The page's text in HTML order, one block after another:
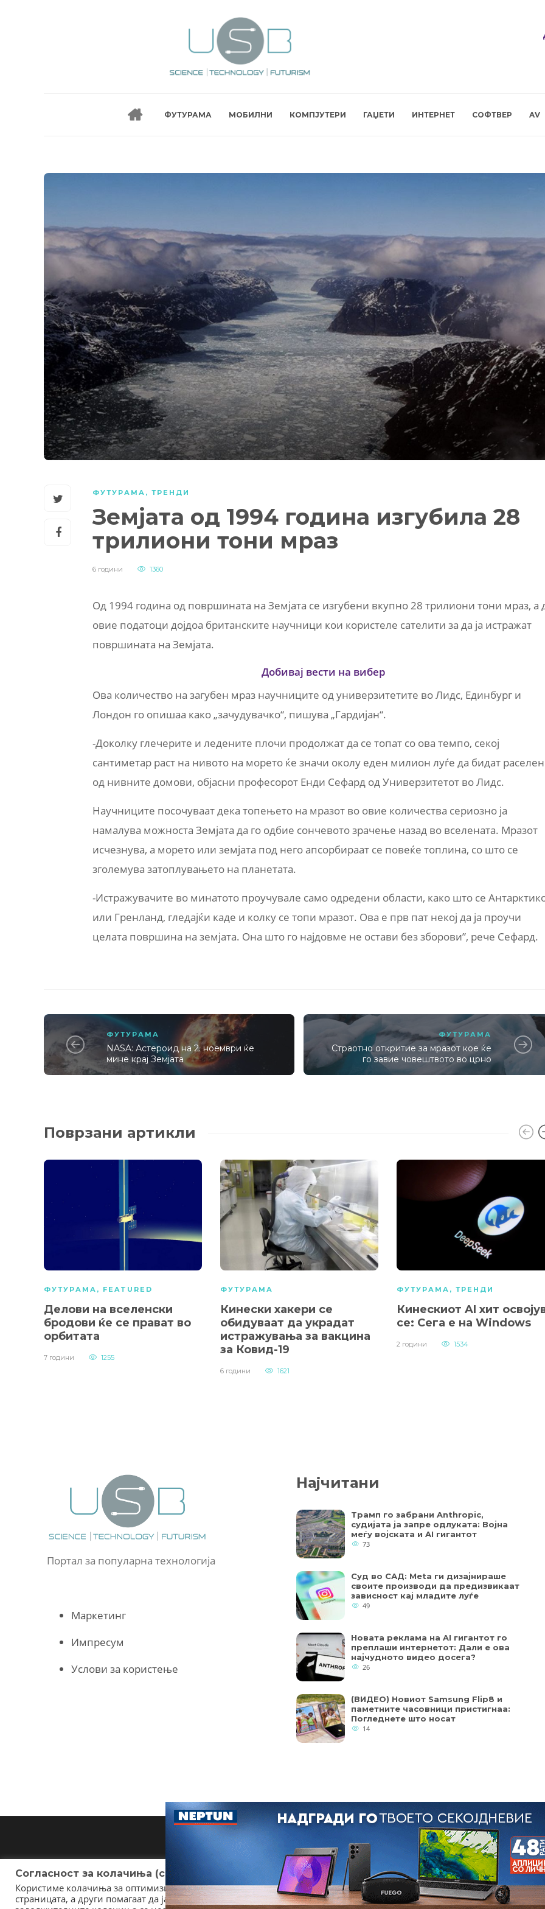
ФУТУРАМА МОБИЛНИ КОМПЈУТЕРИ ГАЏЕТИ ИНТЕРНЕТ СОФТВЕР AV
ФУТУРАМА , ТРЕНДИ
Земјата од 1994 година изгубила 28
трилиони тони мраз
6 години 1360
Од 1994 година од површината на Земјата се изгубени вкупно 28 трилиони тони мраз, а
овие податоци дојдоа британските научници кои користеле сателити за да ја истражат
површината на Земјата.
Добивај вести на вибер
Ова количество на загубен мраз научниците од универзитетите во Лидс, Единбург и
Лондон го опишаа како „зачудувачко“, пишува „Гардијан“.
-Доколку глечерите и ледените плочи продолжат да се топат со ова темпо, секој
сантиметар раст на нивото на морето ќе значи околу еден милион луѓе да бидат
од нивните домови, објасни професорот Енди Сефард од Универзитетот во Лидс.
Научниците посочуваат дека топењето на мразот во овие количества сериозно ја
намалува можноста Земјата да го одбие сончевото зрачење назад во вселената. Мразот
исчезнува, а морето или земјата под него апсорбираат се повеќе топлина, со што се
зголемува затоплувањето на планетата.
-Истражувачите во минатото проучувале само одредени области, како што се
или Гренланд, гледајќи каде и колку се топи мразот. Ова е прв пат некој да ја проучи
целата површина на земјата. Она што го најдовме не остави без зборови”, рече Сефард.
ФУТУРАМА
NASA: Астероид на 2. ноември ќе
мине крај Земјата
ФУТУРАМА
Страотно откритие за мразот кое ќе
го завие човештвото во црно
Поврзани артикли
ФУТУРАМА , FEATURED
Делови на вселенски
бродови ќе се прават во
орбитата
7 години 1255
ФУТУРАМА
Кинески хакери се
обидуваат да украдат
истражувања за вакцина
за Ковид-19
6 години 1621
ФУТУРАМА , ТРЕНДИ
Кинескиот AI хит
се: Сега е на Windows
2 години 1534
Портал за популарна технологија
Маркетинг
Импресум
Услови за користење
Најчитани
Трамп го забрани Anthropic,
судијата ја запре одлуката: Војна
меѓу војската и AI гигантот
73
Суд во САД: Meta ги дизајнираше
своите производи да предизвикаат
зависност кај младите луѓе
49
Новата реклама на AI гигантот го
преплаши интернетот: Дали е ова
најчудното видео досега?
26
(ВИДЕО) Новиот Samsung Flip8 и
паметните часовници пристигнаа:
Погледнете што носат
14
Copyright © 2018 - Member of IAB Macedonia
Member of Clip Media Group / 2017
Согласност за колачиња (cookies)
Користиме колачиња за оптимизирање на страницата. Некои од колачињата се од суштинско значење за работата на
страницата, а други помагаат да ја подобриме оваа интернет страница и вашето корисничко искуство. Напомена: